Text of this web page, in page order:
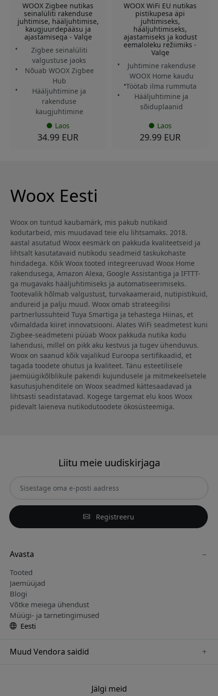
WOOX Zigbee nutikas
seinalüliti rakenduse
juhtimise, hääljuhtimise,
kaugjuurdepääsu ja
ajastamisega - Valge
Zigbee seinalüliti
valgustuse jaoks
Nõuab WOOX Zigbee
Hub
Hääljuhtimine ja
rakenduse
kaugjuhtimine
Laos
34.99 EUR
WOOX WiFi EU nutikas
pistikupesa äpi
juhtimiseks,
hääljuhtimiseks,
ajastamiseks ja kodust
eemaloleku režiimiks -
Valge
Juhtimine rakenduse
WOOX Home kaudu
Töötab ilma rummuta
Hääljuhtimine ja
sõiduplaanid
Laos
29.99 EUR
Woox Eesti
Woox on tuntud kaubamärk, mis pakub nutikaid
kodutarbeid, mis muudavad teie elu lihtsamaks. 2018.
aastal asutatud Woox eesmärk on pakkuda kvaliteetseid ja
lihtsalt kasutatavaid nutikodu seadmeid taskukohaste
hindadega. Kõik Woox tooted integreeruvad Woox Home
rakendusega, Amazon Alexa, Google Assistantiga ja IFTTT-
ga mugavaks hääljuhtimiseks ja automatiseerimiseks.
Tootevalik hõlmab valgustust, turvakaameraid, nutipistikuid,
andureid ja palju muud. Woox omab strateegilisi
partnerlussuhteid Tuya Smartiga ja tehastega Hiinas, et
võimaldada kiiret innovatsiooni. Alates WiFi seadmetest kuni
Zigbee-seadmeteni püüab Woox pakkuda nutika kodu
lahendusi, millel on pikk aku kestvus ja tugev ühenduvus.
Woox on saanud kõik vajalikud Euroopa sertifikaadid, et
tagada toodete ohutus ja kvaliteet. Tänu esteetilisele
jaemüügikõlblikule pakendi kujundusele ja mitmekeelsetele
kasutusjuhenditele on Woox seadmed kättesaadavad ja
lihtsasti seadistatavad. Kogege targemat elu koos Woox
pidevalt laieneva nutikodutoodete ökosüsteemiga.
Liitu meie uudiskirjaga
Registreeru
Avasta
Tooted
Jaemüüjad
Blogi
Võtke meiega ühendust
Müügi- ja tarnetingimused
Eesti
Muud Vendora saidid
Jälgi meid